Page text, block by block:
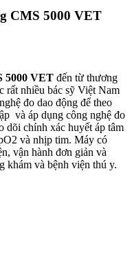
CMS 5000 VET
5000 VET đến từ thương
nhiều bác sỹ Việt Nam
đo dao động để theo
và áp dụng công nghệ đo
dõi chính xác huyết áp tâm
và nhịp tim. Máy có
vận hành đơn giản và
khám và bệnh viện thú y.